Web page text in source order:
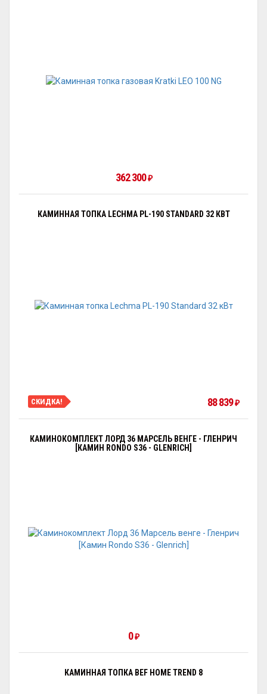
362 300₽
КАМИННАЯ ТОПКА LECHMA PL-190 STANDARD 32 КВТ
СКИДКА! 88 839₽
КАМИНОКОМПЛЕКТ ЛОРД 36 МАРСЕЛЬ ВЕНГЕ - ГЛЕНРИЧ
[КАМИН RONDO S36 - GLENRICH]
0₽
КАМИННАЯ ТОПКА BEF HOME TREND 8